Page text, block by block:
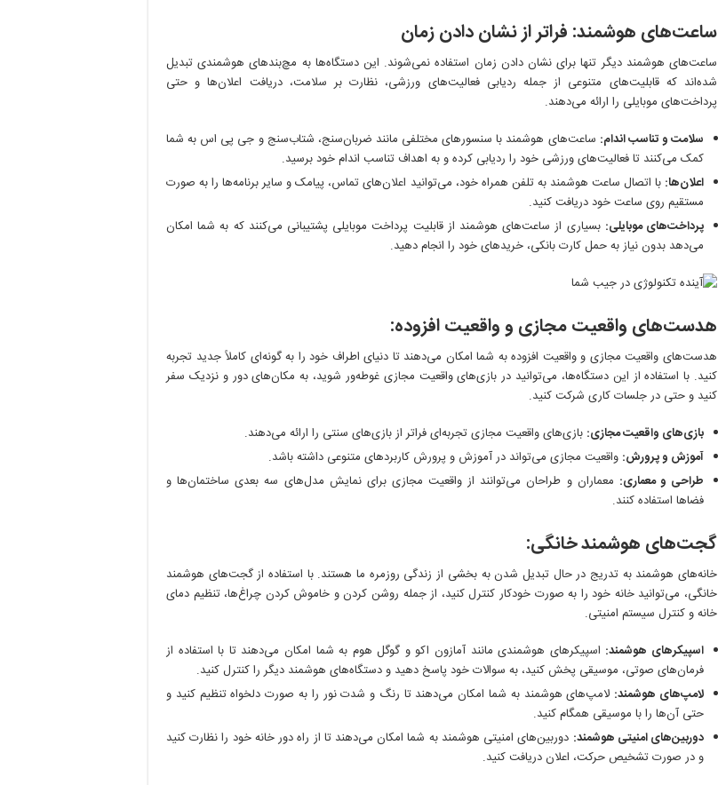
ساعت‌های هوشمند: فراتر از نشان دادن زمان
ساعت‌های هوشمند دیگر تنها برای نشان دادن زمان استفاده نمی‌شوند. این دستگاه‌ها به مچ‌بندهای هوشمندی تبدیل
شده‌اند که قابلیت‌های متنوعی از جمله ردیابی فعالیت‌های ورزشی، نظارت بر سلامت، دریافت اعلان‌ها و حتی
پرداخت‌های موبایلی را ارائه می‌دهند.
سلامت و تناسب اندام: ساعت‌های هوشمند با سنسورهای مختلفی مانند ضربان‌سنج، شتاب‌سنج و جی پی اس به شما
کمک می‌کنند تا فعالیت‌های ورزشی خود را ردیابی کرده و به اهداف تناسب اندام خود برسید.
اعلان‌ها: با اتصال ساعت هوشمند به تلفن همراه خود، می‌توانید اعلان‌های تماس، پیامک و سایر برنامه‌ها را به صورت
مستقیم روی ساعت خود دریافت کنید.
پرداخت‌های موبایلی: بسیاری از ساعت‌های هوشمند از قابلیت پرداخت موبایلی پشتیبانی می‌کنند که به شما امکان
می‌دهد بدون نیاز به حمل کارت بانکی، خریدهای خود را انجام دهید.
هدست‌های واقعیت مجازی و واقعیت افزوده:
هدست‌های واقعیت مجازی و واقعیت افزوده به شما امکان می‌دهند تا دنیای اطراف خود را به گونه‌ای کاملاً جدید تجربه
کنید. با استفاده از این دستگاه‌ها، می‌توانید در بازی‌های واقعیت مجازی غوطه‌ور شوید، به مکان‌های دور و نزدیک سفر
کنید و حتی در جلسات کاری شرکت کنید.
بازی‌های واقعیت مجازی: بازی‌های واقعیت مجازی تجربه‌ای فراتر از بازی‌های سنتی را ارائه می‌دهند.
آموزش و پرورش: واقعیت مجازی می‌تواند در آموزش و پرورش کاربردهای متنوعی داشته باشد.
طراحی و معماری: معماران و طراحان می‌توانند از واقعیت مجازی برای نمایش مدل‌های سه بعدی ساختمان‌ها و
فضاها استفاده کنند.
گجت‌های هوشمند خانگی:
خانه‌های هوشمند به تدریج در حال تبدیل شدن به بخشی از زندگی روزمره ما هستند. با استفاده از گجت‌های هوشمند
خانگی، می‌توانید خانه خود را به صورت خودکار کنترل کنید، از جمله روشن کردن و خاموش کردن چراغ‌ها، تنظیم دمای
خانه و کنترل سیستم امنیتی.
اسپیکرهای هوشمند: اسپیکرهای هوشمندی مانند آمازون اکو و گوگل هوم به شما امکان می‌دهند تا با استفاده از
فرمان‌های صوتی، موسیقی پخش کنید، به سوالات خود پاسخ دهید و دستگاه‌های هوشمند دیگر را کنترل کنید.
لامپ‌های هوشمند: لامپ‌های هوشمند به شما امکان می‌دهند تا رنگ و شدت نور را به صورت دلخواه تنظیم کنید و
حتی آن‌ها را با موسیقی همگام کنید.
دوربین‌های امنیتی هوشمند: دوربین‌های امنیتی هوشمند به شما امکان می‌دهند تا از راه دور خانه خود را نظارت کنید
و در صورت تشخیص حرکت، اعلان دریافت کنید.